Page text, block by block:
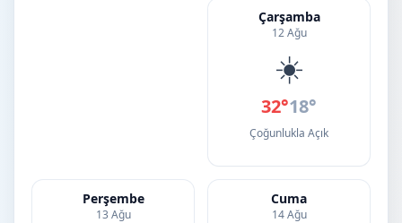
Çarşamba
12 Ağu
☀️
32°18°
Çoğunlukla Açık
Perşembe
13 Ağu
Cuma
14 Ağu